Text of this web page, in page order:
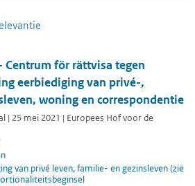
Centrum för rättvisa tegen
eerbiediging van privé-,
woning en correspondentie
| 25 mei 2021 | Europees Hof voor de
van privé leven, familie- en gezinsleven (zie